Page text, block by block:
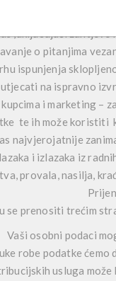
informacije o
,uključujući
o pitanjima
ispunjenja
utjecati na ispravno
i marketing –
te ih može koristiti
najvjerojatnije
i izlazaka iz
provala, nasilja,
se prenositi trećim
Vaši osobni podaci
robe podatke ćemo
usluga